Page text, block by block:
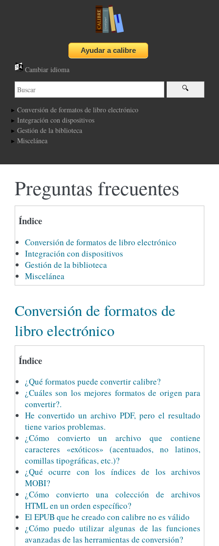
Cambiar idioma
Conversión de formatos de libro electrónico
Integración con dispositivos
Gestión de la biblioteca
Miscelánea
Preguntas frecuentes
Índice
Conversión de formatos de libro electrónico
Integración con dispositivos
Gestión de la biblioteca
Miscelánea
Conversión de formatos de
libro electrónico
Índice
¿Qué formatos puede convertir calibre?
¿Cuáles son los mejores formatos de origen para
convertir?.
He convertido un archivo PDF, pero el resultado
tiene varios problemas.
¿Cómo convierto un archivo que contiene
caracteres «exóticos» (acentuados, no latinos,
comillas tipográficas, etc.)?
¿Qué ocurre con los índices de los archivos
MOBI?
¿Cómo convierto una colección de archivos
HTML en un orden específico?
El EPUB que he creado con calibre no es válido
¿Cómo puedo utilizar algunas de las funciones
avanzadas de las herramientas de conversión?